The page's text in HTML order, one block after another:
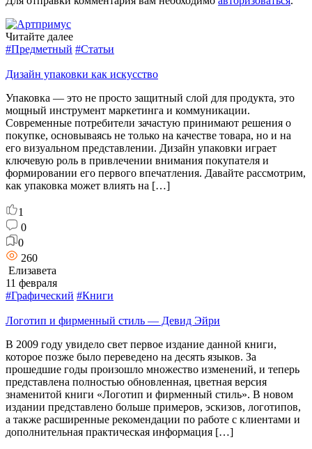
Читайте далее
#Предметный #Статьи
Дизайн упаковки как искусство
Упаковка — это не просто защитный слой для продукта, это
мощный инструмент маркетинга и коммуникации.
Современные потребители зачастую принимают решения о
покупке, основываясь не только на качестве товара, но и на
его визуальном представлении. Дизайн упаковки играет
ключевую роль в привлечении внимания покупателя и
формировании его первого впечатления. Давайте рассмотрим,
как упаковка может влиять на […]
1
0
0
260
Елизавета
11 февраля
#Графический #Книги
Логотип и фирменный стиль — Девид Эйри
В 2009 году увидело свет первое издание данной книги,
которое позже было переведено на десять языков. За
прошедшие годы произошло множество изменений, и теперь
представлена полностью обновленная, цветная версия
знаменитой книги «Логотип и фирменный стиль». В новом
издании представлено больше примеров, эскизов, логотипов,
а также расширенные рекомендации по работе с клиентами и
дополнительная практическая информация […]